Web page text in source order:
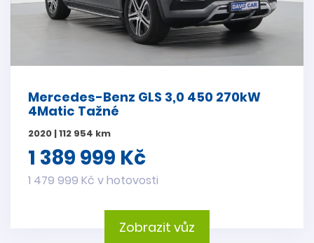
Mercedes-Benz GLS 3,0 450 270kW
4Matic Tažné
2020 | 112 954 km
1 389 999 Kč
1 479 999 Kč v hotovosti
Zobrazit vůz